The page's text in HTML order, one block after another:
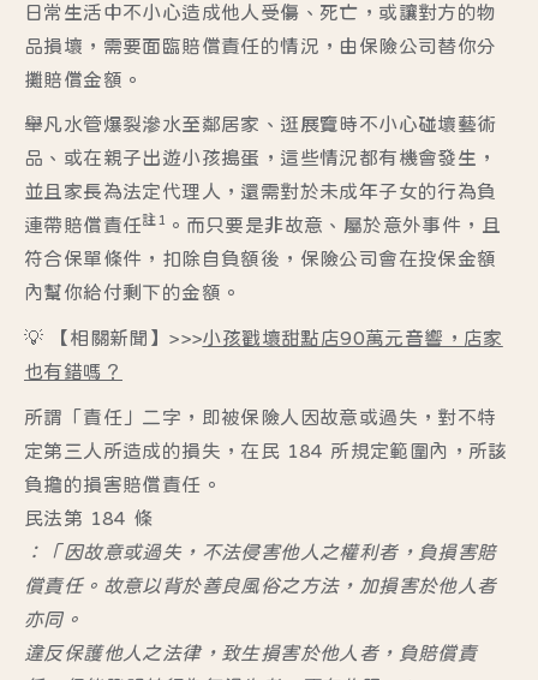
日常生活中不小心造成他人受傷、死亡，或讓對方的物
品損壞，需要面臨賠償責任的情況，由保險公司替你分
攤賠償金額。
舉凡水管爆裂滲水至鄰居家、逛展覽時不小心碰壞藝術
品、或在親子出遊小孩搗蛋，這些情況都有機會發生，
並且家長為法定代理人，還需對於未成年子女的行為負
連帶賠償責任註1 。而只要是非故意、屬於意外事件 ，且
符合保單條件，扣除自負額後，保險公司會在投保金額
內幫你給付剩下的金額。
💡 【相關新聞】>>>小孩戳壞甜點店90萬元音響，店家
也有錯嗎？
所謂「責任」二字，即被保險人因故意或過失，對不特
定第三人所造成的損失，在民 184 所規定範圍內，所該
負擔的損害賠償責任。
民法第 184 條
：「因故意或過失，不法侵害他人之權利者，負損害賠
償責任。故意以背於善良風俗之方法，加損害於他人者
亦同。
違反保護他人之法律，致生損害於他人者，負賠償責